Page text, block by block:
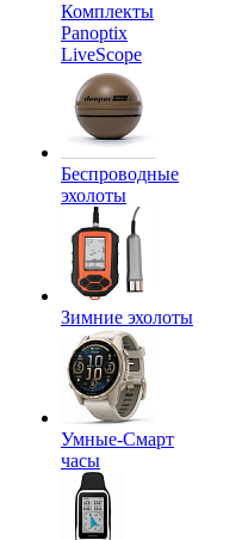
Комплекты
Panoptix
LiveScope
Беспроводные
эхолоты
Зимние эхолоты
Умные-Смарт
часы